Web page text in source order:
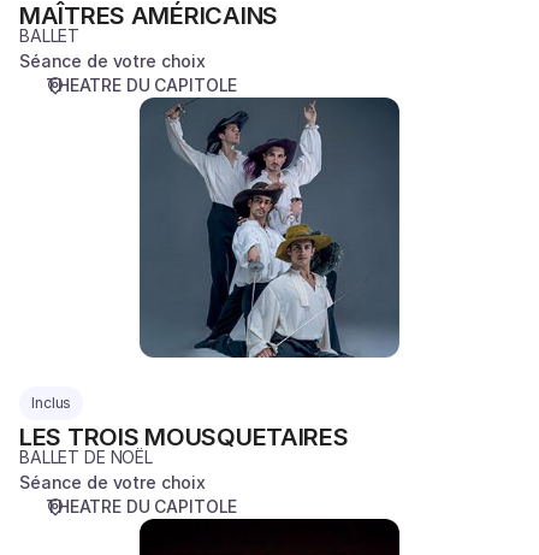
MAÎTRES AMÉRICAINS
BALLET
Séance de votre choix
THEATRE DU CAPITOLE
Inclus
LES TROIS MOUSQUETAIRES
BALLET DE NOËL
Séance de votre choix
THEATRE DU CAPITOLE